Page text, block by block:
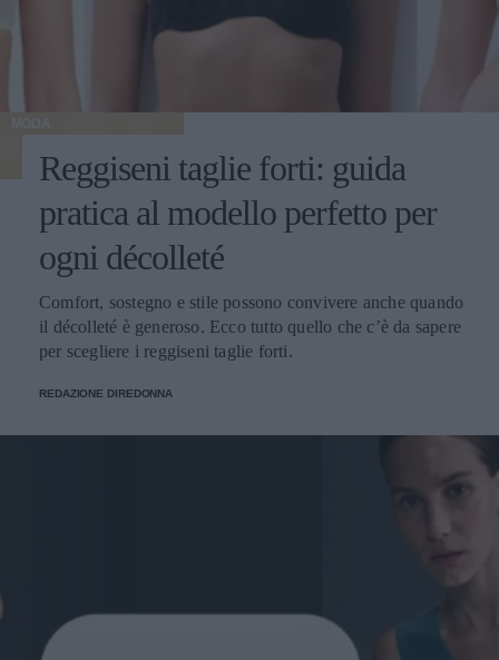
MODA
Reggiseni taglie forti: guida
pratica al modello perfetto per
ogni décolleté
Comfort, sostegno e stile possono convivere anche quando
il décolleté è generoso. Ecco tutto quello che c’è da sapere
per scegliere i reggiseni taglie forti.
REDAZIONE DIREDONNA